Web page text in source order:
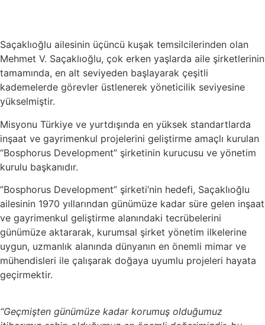
Saçaklıoğlu ailesinin üçüncü kuşak temsilcilerinden olan
Mehmet V. Saçaklıoğlu, çok erken yaşlarda aile şirketlerinin
tamamında, en alt seviyeden başlayarak çeşitli
kademelerde görevler üstlenerek yöneticilik seviyesine
yükselmiştir.
Misyonu Türkiye ve yurtdışında en yüksek standartlarda
inşaat ve gayrimenkul projelerini geliştirme amaçlı kurulan
“Bosphorus Development” şirketinin kurucusu ve yönetim
kurulu başkanıdır.
”Bosphorus Development” şirketi’nin hedefi, Saçaklıoğlu
ailesinin 1970 yıllarından günümüze kadar süre gelen inşaat
ve gayrimenkul geliştirme alanındaki tecrübelerini
günümüze aktararak, kurumsal şirket yönetim ilkelerine
uygun, uzmanlık alanında dünyanın en önemli mimar ve
mühendisleri ile çalışarak doğaya uyumlu projeleri hayata
geçirmektir.
“Geçmişten günümüze kadar korumuş olduğumuz